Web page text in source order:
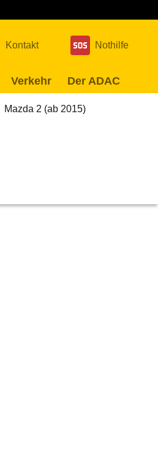
Kontakt Nothilfe
Verkehr Der ADAC
Mazda 2 (ab 2015)